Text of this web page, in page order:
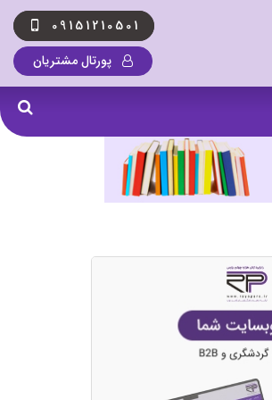
09151210501
پورتال مشتریان